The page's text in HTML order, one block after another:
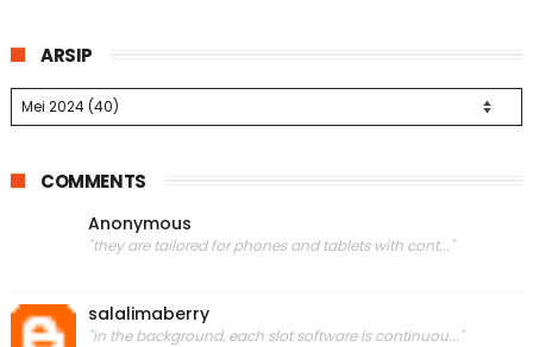
ARSIP
COMMENTS
Anonymous
"they are tailored for phones and tablets with cont..."
salalimaberry
"in the background, each slot software is continuou..."